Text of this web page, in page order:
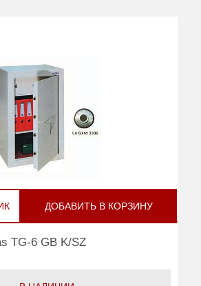
ДОБАВИТЬ В КОРЗИНУ
TG-6 GB K/SZ